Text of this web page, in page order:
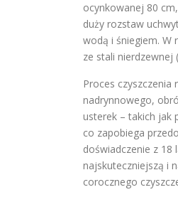
ocynkowanej 80
duży rozstaw
wodą i śniegiem. W
ze stali
Proces
nadrynnowego,
usterek – takich jak
co zapobiega
doświadczenie z 18
najskuteczniejszą i
corocznego